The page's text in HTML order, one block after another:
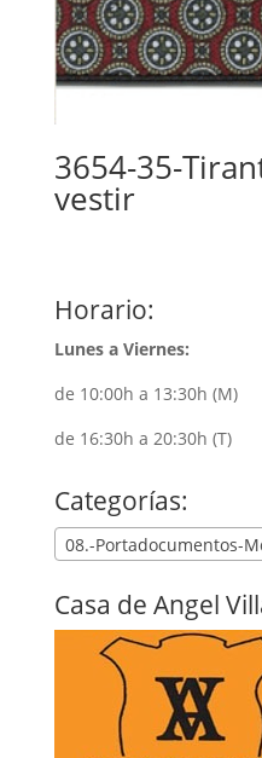
3654-35-
vestir
Horario:
Lunes a Viernes:
de 10:00h a 13:30h (M)
de 16:30h a 20:30h (T)
Categorías:
08.-Portadocumentos-
Casa de Angel